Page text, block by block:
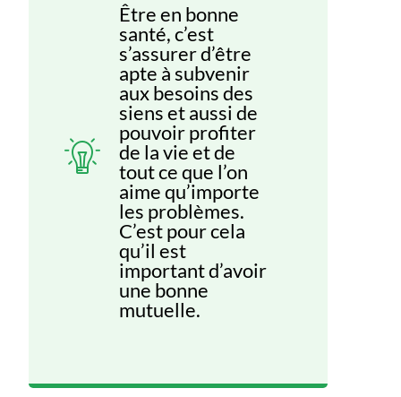
Être en bonne
santé, c’est
s’assurer d’être
apte à subvenir
aux besoins des
siens et aussi de
pouvoir profiter
de la vie et de
tout ce que l’on
aime qu’importe
les problèmes.
C’est pour cela
qu’il est
important d’avoir
une bonne
mutuelle.